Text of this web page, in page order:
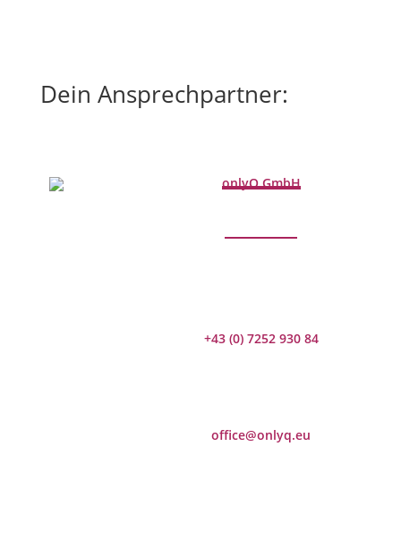
Dein Ansprechpartner:
onlyQ GmbH
+43 (0) 7252 930 84
office@onlyq.eu